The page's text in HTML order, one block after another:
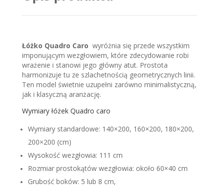
Łóżko Quadro Caro wyróżnia się przede wszystkim
imponującym wezgłowiem, które zdecydowanie robi
wrażenie i stanowi jego główny atut. Prostota
harmonizuje tu ze szlachetnością geometrycznych linii.
Ten model świetnie uzupełni zarówno minimalistyczną,
jak i klasyczną aranżację.
Wymiary łóżek Quadro caro
Wymiary standardowe: 140×200, 160×200, 180×200,
200×200 (cm)
Wysokość wezgłowia: 111 cm
Rozmiar prostokątów wezgłowia: około 60×40 cm
Grubość boków: 5 lub 8 cm,